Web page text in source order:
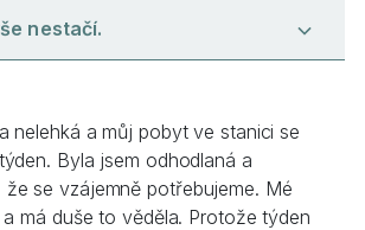
nestačí.
nelehká a můj pobyt ve stanici se
Byla jsem odhodlaná a
se vzájemně potřebujeme. Mé
má duše to věděla. Protože týden